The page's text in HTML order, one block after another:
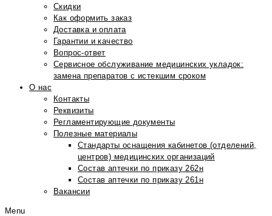
Скидки
Как оформить заказ
Доставка и оплата
Гарантии и качество
Вопрос-ответ
Сервисное обслуживание медицинских укладок:
замена препаратов с истекшим сроком
О нас
Контакты
Реквизиты
Регламентирующие документы
Полезные материалы
Стандарты оснащения кабинетов (отделений,
центров) медицинских организаций
Состав аптечки по приказу 262н
Состав аптечки по приказу 261н
Вакансии
Menu